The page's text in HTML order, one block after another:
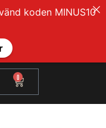
0
koden MINUS10